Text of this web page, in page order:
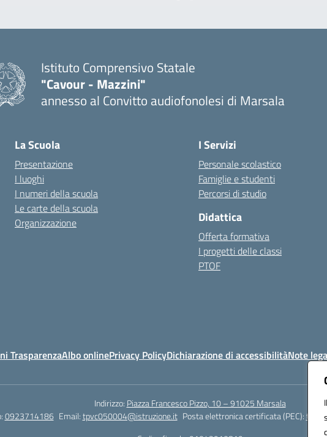
Istituto Comprensivo Statale
"Cavour - Mazzini"
annesso al Convitto audiofonolesi di Marsala
La Scuola
Presentazione
I luoghi
I numeri della scuola
Le carte della scuola
Organizzazione
I Servizi
Personale scolastico
Famiglie e studenti
Percorsi di studio
Didattica
Offerta formativa
I progetti delle classi
PTOF
TrasparenzaAlbo onlinePrivacy PolicyDichiarazione di accessibilitàNote
Indirizzo: Piazza Francesco Pizzo, 10 – 91025 Marsala
0923714186 Email:tpvc050004@istruzione.it Posta elettronica certificata (PEC):